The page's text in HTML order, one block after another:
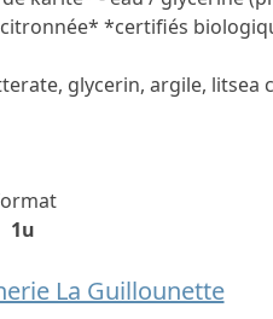
*certiﬁés
glycerin, argile, litsea
1u
La Guillounette